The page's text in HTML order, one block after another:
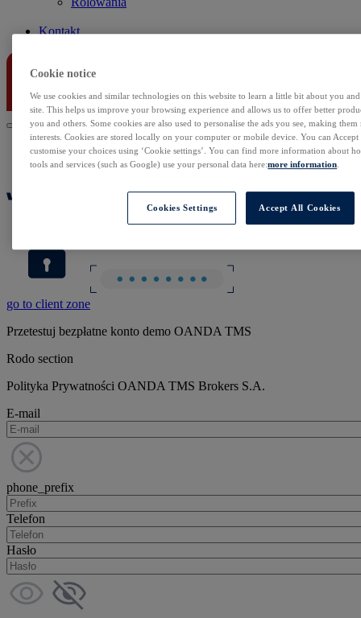
Kontakt
go to client zone
Przetestuj bezpłatne konto demo OANDA TMS
Rodo section
Polityka Prywatności OANDA TMS Brokers S.A.
E-mail
phone_prefix
Telefon
Hasło
Cookie notice
We use cookies and similar technologies on this website to learn a little bit about you
site. This helps us improve your browsing experience and allows us to offer better
you and others. Some cookies are also used to personalise the ads you see, making
interests. Cookies are stored locally on your computer or mobile device. You can
customise your choices using ‘Cookie settings’. You can find more information about
tools and services (such as Google) use your personal data here:more information
Cookies Settings Accept All Cookies